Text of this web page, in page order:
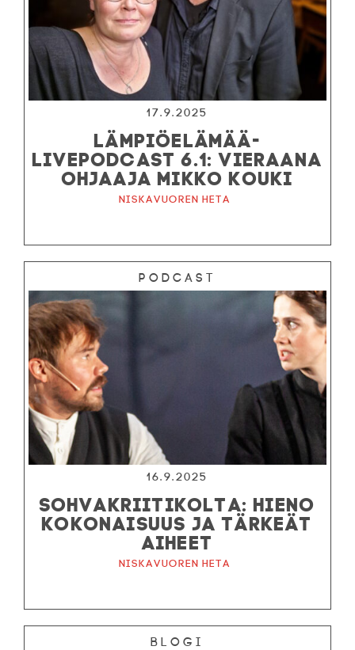
17.9.2025
LÄMPIÖELÄMÄÄ-
LIVEPODCAST 6.1: VIERAANA
OHJAAJA MIKKO KOUKI
Niskavuoren Heta
Podcast
16.9.2025
SOHVAKRIITIKOLTA: HIENO
KOKONAISUUS JA TÄRKEÄT
AIHEET
Niskavuoren Heta
Blogi